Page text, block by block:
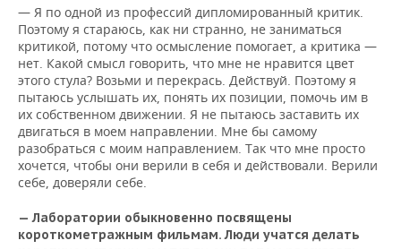
— Я по одной из профессий дипломированный критик.
Поэтому я стараюсь, как ни странно, не заниматься
критикой, потому что осмысление помогает, а критика —
нет. Какой смысл говорить, что мне не нравится цвет
этого стула? Возьми и перекрась. Действуй. Поэтому я
пытаюсь услышать их, понять их позиции, помочь им в
их собственном движении. Я не пытаюсь заставить их
двигаться в моем направлении. Мне бы самому
разобраться с моим направлением. Так что мне просто
хочется, чтобы они верили в себя и действовали. Верили
себе, доверяли себе.
— Лаборатории обыкновенно посвящены
короткометражным фильмам. Люди учатся делать